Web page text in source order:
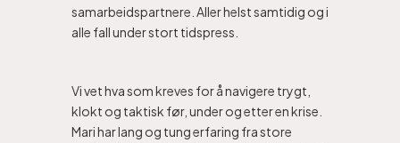
samarbeidspartnere. Aller helst samtidig og i
alle fall under stort tidspress.
Vi vet hva som kreves for å navigere trygt,
klokt og taktisk før, under og etter en krise.
Mari har lang og tung erfaring fra store